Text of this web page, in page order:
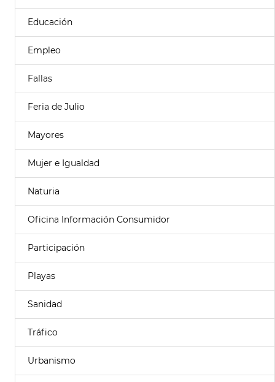
Educación
Empleo
Fallas
Feria de Julio
Mayores
Mujer e Igualdad
Naturia
Oficina Información Consumidor
Participación
Playas
Sanidad
Tráfico
Urbanismo